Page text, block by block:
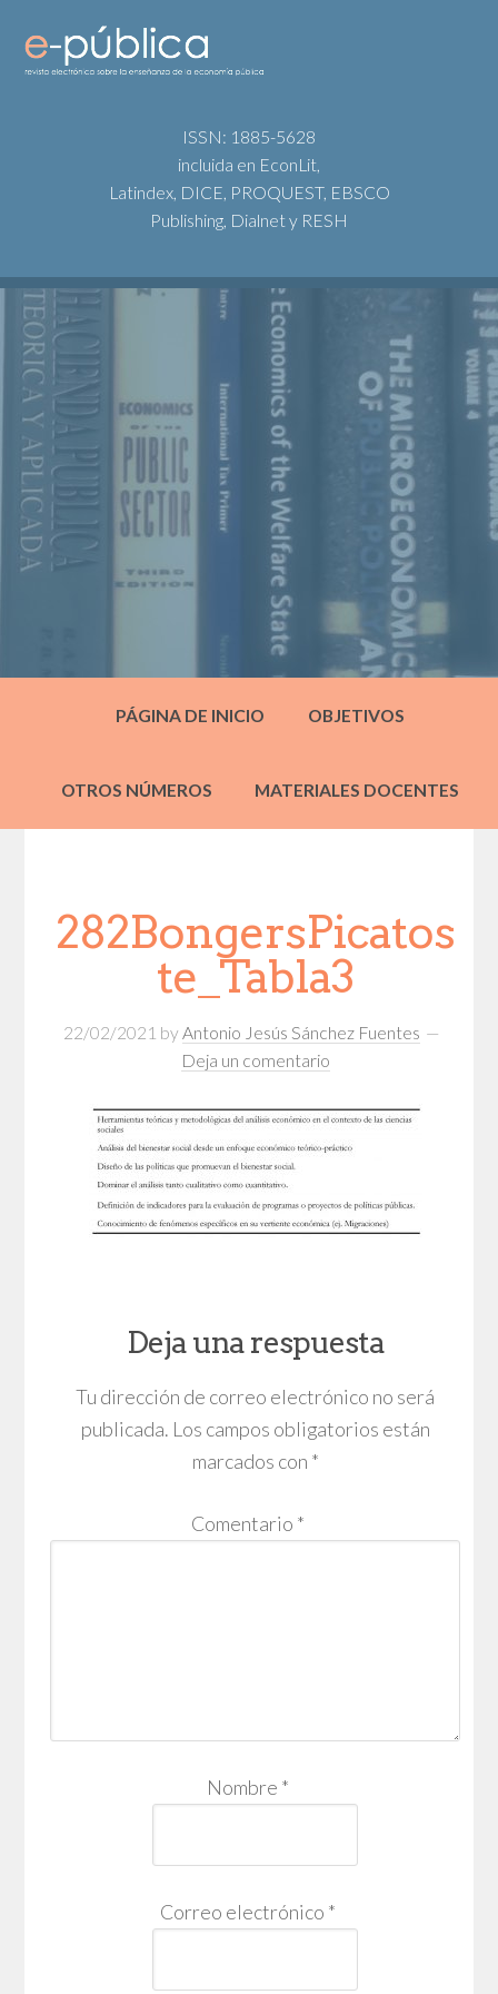
ISSN: 1885-5628
incluida en EconLit,
Latindex, DICE, PROQUEST, EBSCO
Publishing, Dialnet y RESH
PÁGINA DE INICIO OBJETIVOS
OTROS NÚMEROS MATERIALES DOCENTES
282BongersPicatos
te_Tabla3
22/02/2021 by Antonio Jesús Sánchez Fuentes
Deja un comentario
Deja una respuesta
Tu dirección de correo electrónico no será
publicada. Los campos obligatorios están
marcados con *
Comentario *
Nombre *
Correo electrónico *